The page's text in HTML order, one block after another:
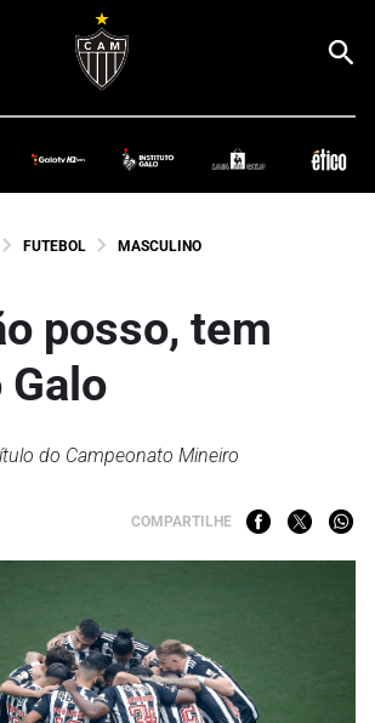
FUTEBOL MASCULINO
posso, tem
Galo
do Campeonato Mineiro
COMPARTILHE